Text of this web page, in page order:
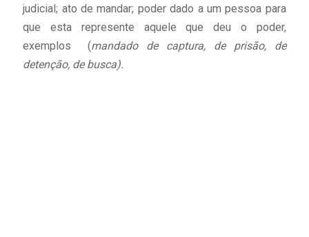
judicial; ato de mandar; poder dado a um pessoa para
que esta represente aquele que deu o poder,
exemplos (mandado de captura, de prisão, de
detenção, de busca).